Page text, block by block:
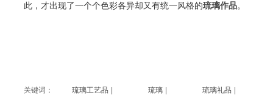
此，才出现了一个个色彩各异却又有统一风格的琉璃作品。
关键词： 琉璃工艺品 琉璃 琉璃礼品